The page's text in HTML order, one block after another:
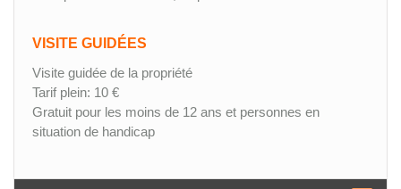
VISITE GUIDÉES
Visite guidée de la propriété
Tarif plein: 10 €
Gratuit pour les moins de 12 ans et personnes en
situation de handicap